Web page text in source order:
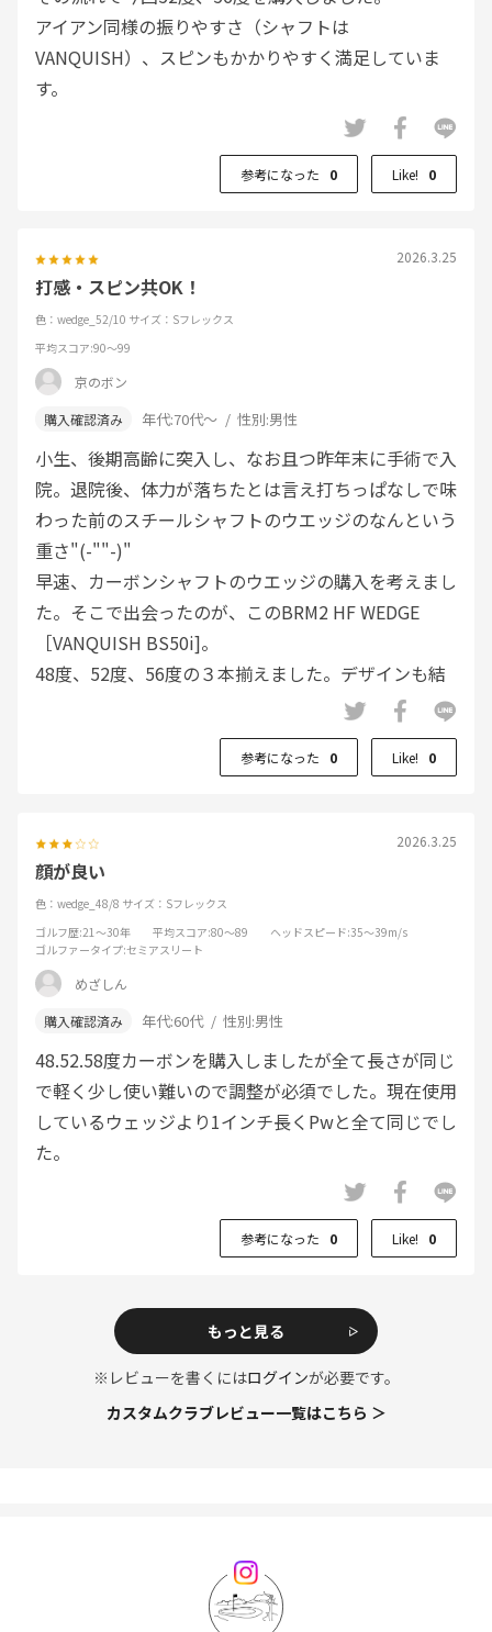
アイアン同様の振りやすさ（シャフトは
VANQUISH）、スピンもかかりやすく満足していま
す。
参考になった 0 Like! 0
2026.3.25
打感・スピン共OK！
色：wedge_52/10 サイズ：Sフレックス
平均スコア:90～99
京のボン
年代:70代～ 性別:男性
小生、後期高齢に突入し、なお且つ昨年末に手術で入
院。退院後、体力が落ちたとは言え打ちっぱなしで味
わった前のスチールシャフトのウエッジのなんという
重さ"(-""-)"
早速、カーボンシャフトのウエッジの購入を考えまし
た。そこで出会ったのが、このBRM2 HF WEDGE
［VANQUISH BS50i]。
48度、52度、56度の３本揃えました。デザインも結
構良いし、打感もスピンも良く効いて気に入ってま
参考になった 0 Like! 0
2026.3.25
顔が良い
色：wedge_48/8 サイズ：Sフレックス
ゴルフ歴:21～30年 平均スコア:80～89 ヘッドスピード:35～39m/s
ゴルファータイプ:セミアスリート
めざしん
年代:60代 性別:男性
48.52.58度カーボンを購入しましたが全て長さが同じ
で軽く少し使い難いので調整が必須でした。現在使用
しているウェッジより1インチ長くPwと全て同じでし
た。
参考になった 0 Like! 0
もっと見る
※レビューを書くにはログインが必要です。
カスタムクラブレビュー一覧はこちら ＞